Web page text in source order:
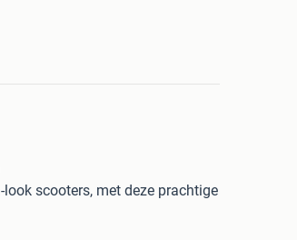
scooters, met deze prachtige